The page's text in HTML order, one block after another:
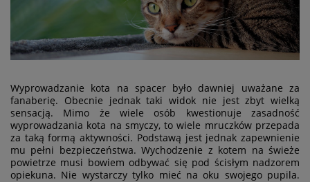
Wyprowadzanie kota na spacer było dawniej uważane za
fanaberię. Obecnie jednak taki widok nie jest zbyt wielką
sensacją. Mimo że wiele osób kwestionuje zasadność
wyprowadzania kota na smyczy, to wiele mruczków przepada
za taką formą aktywności. Podstawą jest jednak zapewnienie
mu pełni bezpieczeństwa. Wychodzenie z kotem na świeże
powietrze musi bowiem odbywać się pod ścisłym nadzorem
opiekuna. Nie wystarczy tylko mieć na oku swojego pupila.